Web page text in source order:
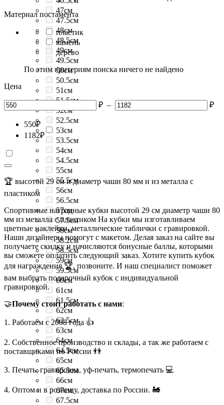
47см
47.5см
48см
48.5см
49см
49.5см
50см
50.5см
51см
51.5см
52см
52.5см
53см
53.5см
54см
54.5см
55см
55.5см
56см
56.5см
57см
57.5см
58см
58.2см
58.5см
59см
59.5см
60см
61см
61.5см
62см
62.5см
63см
64см
64.5см
65см
65.5см
66см
67см
67.5см
Материал постамента
пластик
камень
дерево
По этим критериям поиска ничего не найдено
Цена
₽ – ₽
550₽
1182₽
🏆 высотой 29 см и диаметр чаши 80 мм и из металла с
пластиком
Спортивные наградные кубки высотой 29 см диаметр чаши 80
мм из металла с пластиком На кубки мы изготавливаем
цветные наклейки, металлические таблички с гравировкой.
Наши дизайнеры помогут с макетом. Делая заказ на сайте вы
получаете скидку и начисляются бонусные баллы, которыми
вы сможете оплатить следующий заказ. Хотите купить кубок
для награждения 🏆, позвоните. И наш специалист поможет
вам выбрать подарочный кубок с индивидуальной
гравировкой.
🤝Почему стоит работать с нами:
1. Работаем с 2008 года 👍
2. Собственное производство и склады, а так же работаем с
поставщиками по России 👬
3. Печать, гравировка, уф-печать, термопечать 💻
4. Оптом и в розницу, доставка по России. 🚂